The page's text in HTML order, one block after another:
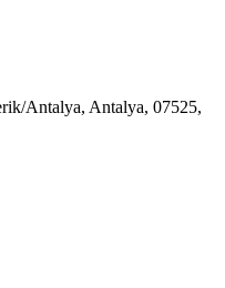
Antalya, Antalya, 07525,